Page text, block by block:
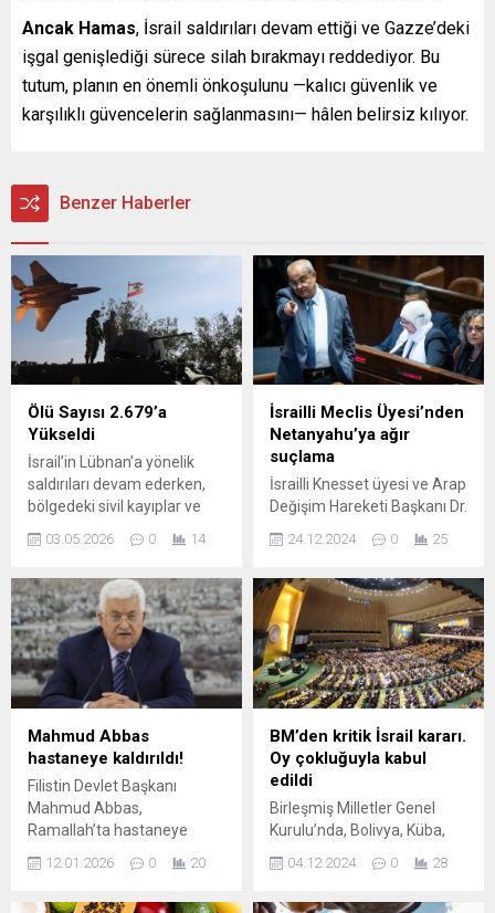
Ancak Hamas, İsrail saldırıları devam ettiği ve Gazze’deki
işgal genişlediği sürece silah bırakmayı reddediyor. Bu
tutum, planın en önemli önkoşulunu —kalıcı güvenlik ve
karşılıklı güvencelerin sağlanmasını— hâlen belirsiz kılıyor.
Benzer Haberler
Ölü Sayısı 2.679’a
Yükseldi
İsrail’in Lübnan’a yönelik
saldırıları devam ederken,
bölgedeki sivil kayıplar ve
yaralanmalar arttı. Sağlık
Bakanlığı verilerine göre, 2
saldırı dalgası sonrası can
kaybı ve yaralı sayısında ağır
bir yükseliş gözlemlendi.
Resmi açıklamalarda,
saldırıların özellikle yerleşim
alanları ve altyapı üzerinde
ciddi yıkıma yol açtığı; çok
sayıda evin zarar gördüğü...
03.05.2026 0 14
İsrailli Meclis Üyesi’nden
Netanyahu’ya ağır
suçlama
İsrailli Knesset üyesi ve Arap
Değişim Hareketi Başkanı Dr.
Ahmed Tibi, İsrail
Meclisi'nde (Knesset) İsrail
Netanyahu hükümetinin, 7
Ekim’den bu yana Gazze’ye
yönelik gerçekleştirdiği
saldırılarına tepki gösterdi.
"ORTADOĞU'DA ...
24.12.2024 0 25
Mahmud Abbas
hastaneye kaldırıldı!
Filistin Devlet Başkanı
Mahmud Abbas,
Ramallah’ta hastaneye
Abbas’ın, rutin sağlık
12.01.2026 0 20
BM’den kritik İsrail kararı.
Oy çokluğuyla kabul
edildi
Birleşmiş Milletler Genel
Kurulu’nda, Bolivya, Küba,
Ürdün, Lübnan, Umman,
04.12.2024 0 28